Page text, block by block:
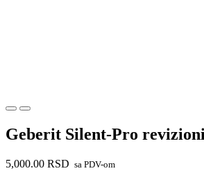
Geberit Silent-Pro
5,000.00 RSD sa PDV-om